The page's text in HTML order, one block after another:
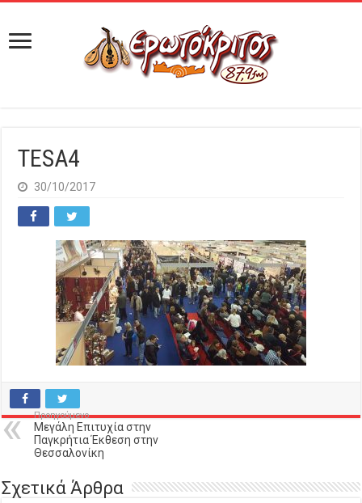
TESA4
30/10/2017
Προηγούμενο
Μεγάλη Επιτυχία στην
Παγκρήτια Έκθεση στην
Θεσσαλονίκη
Σχετικά Άρθρα